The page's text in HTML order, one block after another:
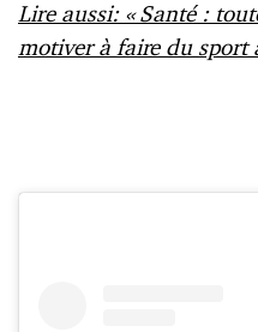
Lire aussi: « Santé :
motiver à faire du sport